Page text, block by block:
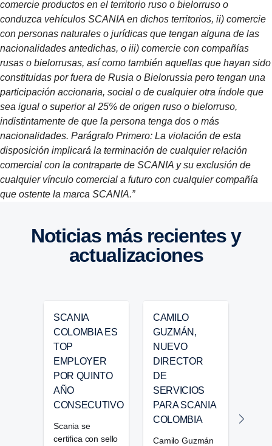
comercie productos en el territorio ruso o bielorruso o
conduzca vehículos SCANIA en dichos territorios, ii) comercie
con personas naturales o jurídicas que tengan alguna de las
nacionalidades antedichas, o iii) comercie con compañías
rusas o bielorrusas, así como también aquellas que hayan sido
constituidas por fuera de Rusia o Bielorussia pero tengan una
participación accionaria, social o de cualquier otra índole que
sea igual o superior al 25% de origen ruso o bielorruso,
indistintamente de que la persona tenga dos o más
nacionalidades. Parágrafo Primero: La violación de esta
disposición implicará la terminación de cualquier relación
comercial con la contraparte de SCANIA y su exclusión de
cualquier vínculo comercial a futuro con cualquier compañía
que ostente la marca SCANIA.”
Noticias más recientes y
actualizaciones
SCANIA
COLOMBIA ES
TOP
EMPLOYER
POR QUINTO
AÑO
CONSECUTIVO
Scania se
certifica con sello
CAMILO
GUZMÁN,
NUEVO
DIRECTOR
DE
SERVICIOS
PARA SCANIA
COLOMBIA
Camilo Guzmán